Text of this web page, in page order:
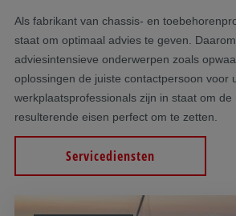
Als fabrikant van chassis- en
staat om optimaal advies te geven.
adviesintensieve onderwerpen zoals
oplossingen de juiste contactpersoon voor
werkplaatsprofessionals zijn in staat om de
resulterende eisen perfect om te zetten.
Servicediensten